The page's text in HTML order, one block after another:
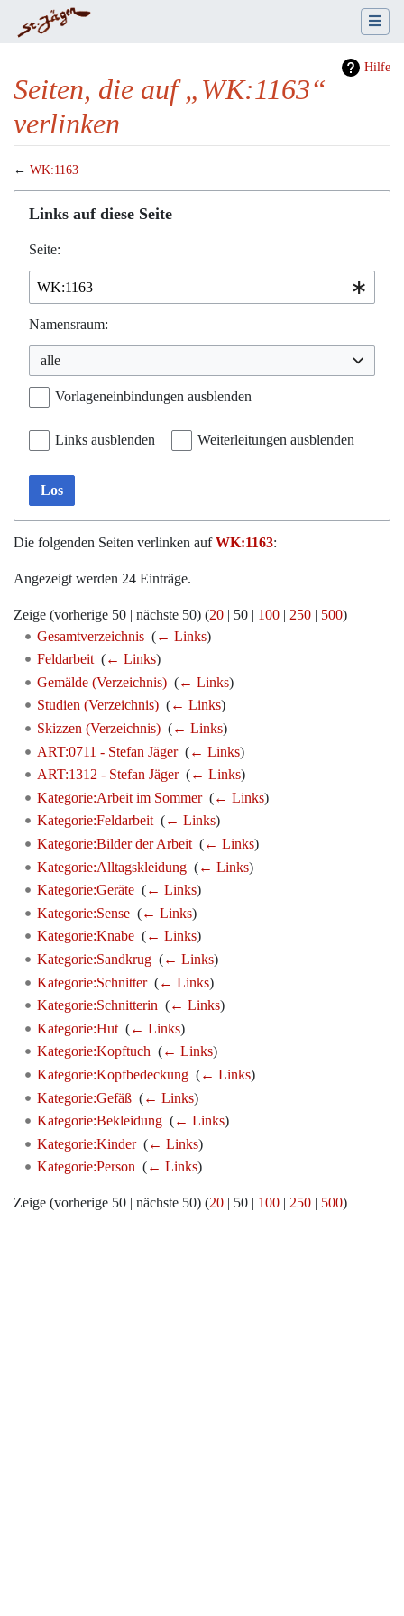
Hilfe
Seiten, die auf „WK:1163“
verlinken
← WK:1163
Wechseln zu:Navigation,Suche
Links auf diese Seite
Seite:
Namensraum:
alle
Vorlageneinbindungen ausblenden
Links ausblenden Weiterleitungen ausblenden
Los
Die folgenden Seiten verlinken aufWK:1163:
Angezeigt werden 24 Einträge.
Zeige (vorherige 50 | nächste 50) (20 | 50 | 100 | 250 | 500)
Gesamtverzeichnis‎ (← Links)
Feldarbeit‎ (← Links)
Gemälde (Verzeichnis)‎ (← Links)
Studien (Verzeichnis)‎ (← Links)
Skizzen (Verzeichnis)‎ (← Links)
ART:0711 - Stefan Jäger‎ (← Links)
ART:1312 - Stefan Jäger‎ (← Links)
Kategorie:Arbeit im Sommer‎ (← Links)
Kategorie:Feldarbeit‎ (← Links)
Kategorie:Bilder der Arbeit‎ (← Links)
Kategorie:Alltagskleidung‎ (← Links)
Kategorie:Geräte‎ (← Links)
Kategorie:Sense‎ (← Links)
Kategorie:Knabe‎ (← Links)
Kategorie:Sandkrug‎ (← Links)
Kategorie:Schnitter‎ (← Links)
Kategorie:Schnitterin (← Links)
Kategorie:Hut‎ (← Links)
Kategorie:Kopftuch (← Links)
Kategorie:Kopfbedeckung‎ (← Links)
Kategorie:Gefäß‎ (← Links)
Kategorie:Bekleidung‎ (← Links)
Kategorie:Kinder‎ (← Links)
Kategorie:Person (← Links)
Zeige (vorherige 50 | nächste 50) (20 | 50 | 100 | 250 | 500)